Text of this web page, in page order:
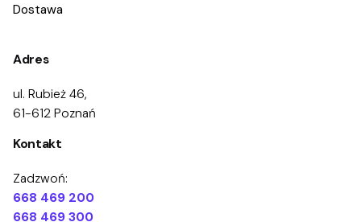
Dostawa
Adres
ul. Rubież 46,
61-612 Poznań
Kontakt
Zadzwoń:
668 469 200
668 469 300